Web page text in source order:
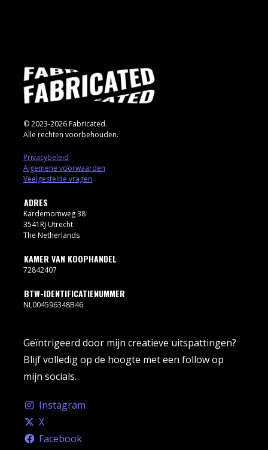
© 2023-2026 Fabricated.
Alle rechten voorbehouden.
Privacybeleid
Algemene voorwaarden
Veelgestelde vragen
ADRES
Kardemomweg 38
3541RJ Utrecht
The Netherlands
KAMER VAN KOOPHANDEL
72842407
BTW-IDENTIFICATIENUMMER
NL004596348B46
Geïntrigeerd door mijn creatieve uitspattingen?
Blijf volledig op de hoogte met een follow op
mijn socials.
Instagram
X
Facebook